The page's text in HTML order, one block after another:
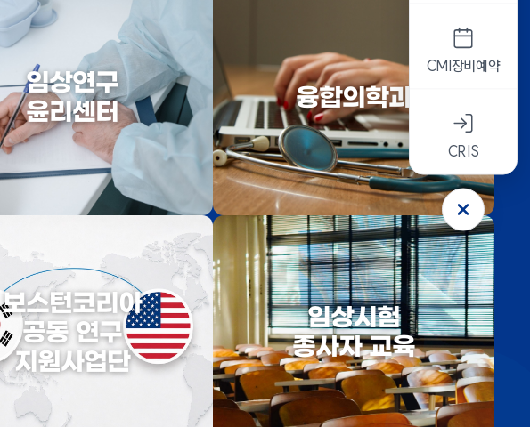
임상연구
윤리센터
융합의학과
보스턴코리아
공동 연구
지원사업단
임상시험
종사자 교육
CMI장비예약
CRIS